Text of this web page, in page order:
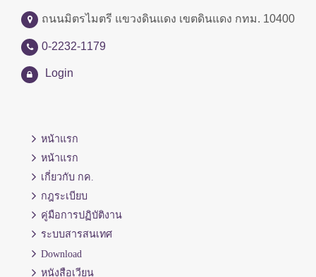
ถนนมิตรไมตรี แขวงดินแดง เขตดินแดง กทม. 10400
0-2232-1179
Login
หน้าแรก
หน้าแรก
เกี่ยวกับ กค.
กฎระเบียบ
คู่มือการปฏิบัติงาน
ระบบสารสนเทศ
Download
หนังสือเวียน